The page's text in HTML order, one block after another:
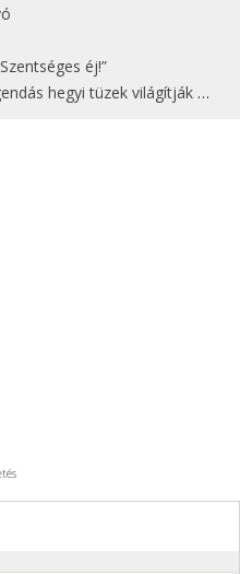
éj!”
tüzek világítják meg Zugspitzét